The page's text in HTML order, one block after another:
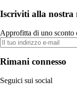
Iscriviti alla nostra
Approfitta di uno sconto
Rimani connesso
Seguici sui social